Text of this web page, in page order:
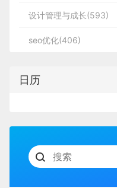
设计管理与成长(593)
seo优化(406)
日历